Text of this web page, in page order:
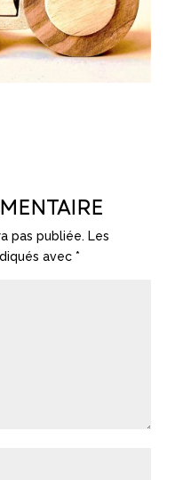
pas publiée. Les
avec *